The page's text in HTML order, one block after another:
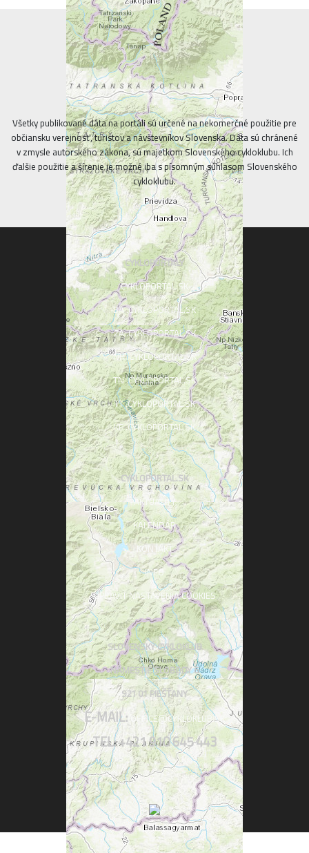
Všetky publikované dáta na portáli sú určené na nekomerčné použitie pre
občiansku verejnosť, turistov a návštevníkov Slovenska. Dáta sú chránené
v zmysle autorského zákona, sú majetkom Slovenského cykloklubu. Ich
ďalšie použitie a šírenie je možné iba s písomným súhlasom Slovenského
cykloklubu.
CYKLOPORTALY
CYKLOPORTAL.SK
BA .CYKLOPORTAL.SK
ZA .CYKLOPORTAL.SK
NR .CYKLOPORTAL.SK
TN .CYKLOPORTAL.SK
TT .CYKLOPORTAL.SK
KE .CYKLOPORTAL.SK
CYKLOPORTAL.SK
AKTUALITY
KALENDÁR
KONTAKT
INFO
UPRAVIŤ NASTAVENIA COOKIES
SLOVENSKÝ CYKLOKLUB
NÁMESTIE SLOBODY 6
921 01 PIEŠŤANY
E-MAIL: OFFICE@CYKLOKLUB.SK
TEL: +421 910 645 443